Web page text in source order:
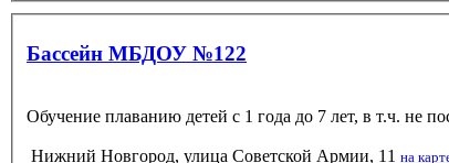
Бассейн МБДОУ №122
Обучение плаванию детей с 1 года до 7 лет, в т.ч. не
Нижний Новгород, улица Советской Армии, 11 на